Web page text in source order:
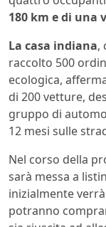
180 km e di una
La casa indiana,
raccolto 500
ecologica,
di 200 vetture,
gruppo di
12 mesi sulle
Nel corso della
sarà messa a
inizialmente
potranno